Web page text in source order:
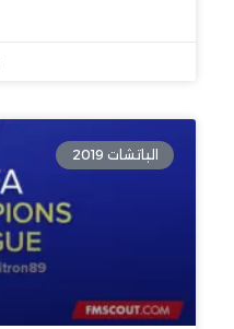
الباتشات 2019